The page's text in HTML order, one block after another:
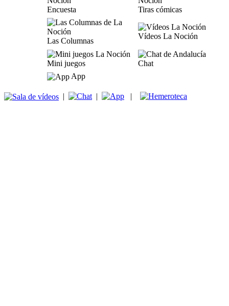
Encuesta Tiras cómicas
Las Columnas
Vídeos La Noción
Mini juegos
Chat
App
| | |